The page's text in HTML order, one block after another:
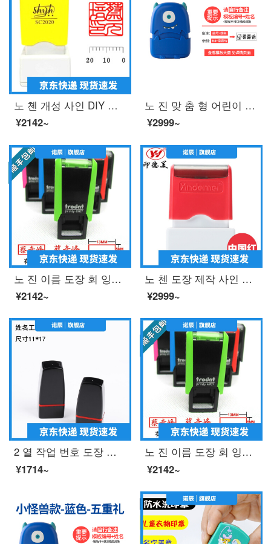
노 첸 개성 사인 DIY 만 차 광 민 인장 맞 춤 형 서화 장서 도장 사인 각 형 20 * 20mm 개인 이름 서명 날인 제작
¥2142~
노 진 맞 춤 형 어린이 도장 유치원 아기 개학 옷 교복 방수 세탁 이름 붙 임 이름 도장 퇴색 하지 않 는 파란색 꼬마 몬스터
¥2999~
노 진 이름 도장 회 잉크 도장 이름 도장 이름 도장 맞 춤 형 은행 개인 인장 제작 텀 블 러 드 레 드 프린트
¥2142~
노 첸 도장 제작 사인 이름 개인 성명 도장 도장 도장 사인 간호사 개인 인장 주문 제작 편 장 은행 도장 간호사 도장 10 x30 (mm) 빨간색
¥2999~
2 열 작업 번호 도장 맞 춤 형 개인의 이름 도장 간호사 의 개인 이름 도장 사인 도장 제작
¥1714~
노 진 이름 도장 회 잉크 도장 이름 도장 이름 도장 맞 춤 형 은행 개인 인장 제작 텀 블 러 드 레 드 프린트
¥2142~